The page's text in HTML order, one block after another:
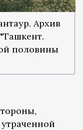
Архив
половины